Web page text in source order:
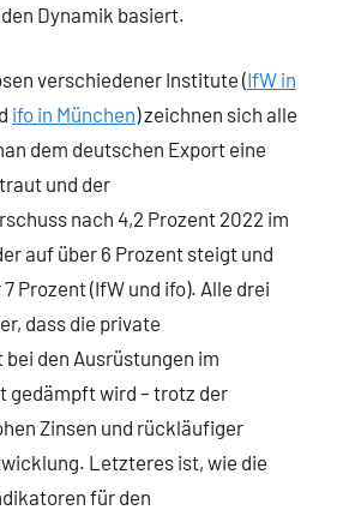
Dynamik basiert.
verschiedener Institute (IfW in
ifo in München) zeichnen sich alle
dem deutschen Export eine
und der
nach 4,2 Prozent 2022 im
auf über 6 Prozent steigt und
Prozent (IfW und ifo). Alle drei
dass die private
den Ausrüstungen im
gedämpft wird – trotz der
Zinsen und rückläufiger
Letzteres ist, wie die
für den